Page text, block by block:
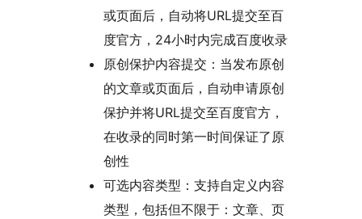
或页面后，自动将URL提交至百
度官方，24小时内完成百度收录
原创保护内容提交：当发布原创
的文章或页面后，自动申请原创
保护并将URL提交至百度官方，
在收录的同时第一时间保证了原
创性
可选内容类型：支持自定义内容
类型，包括但不限于：文章、页